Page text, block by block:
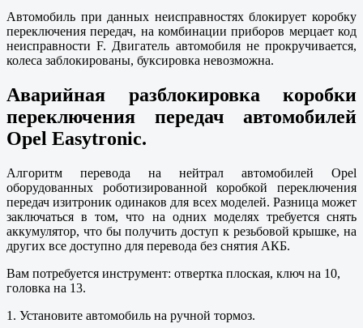
Автомобиль при данных неисправностях блокирует коробку
переключения передач, на комбинации приборов мерцает код
неисправности F. Двигатель автомобиля не прокручивается,
колеса заблокированы, буксировка невозможна.
Аварийная разблокировка коробки
переключения передач автомобилей
Opel Easytronic.
Алгоритм перевода на нейтрал автомобилей Opel
оборудованных роботизированной коробкой переключения
передач изитроник одинаков для всех моделей. Разница может
заключаться в том, что на одних моделях требуется снять
аккумулятор, что бы получить доступ к резьбовой крышке, на
других все доступно для перевода без снятия АКБ.
Вам потребуется инструмент: отвертка плоская, ключ на 10,
головка на 13.
1. Установите автомобиль на ручной тормоз.